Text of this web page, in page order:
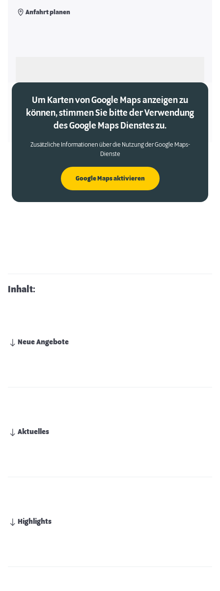
Anfahrt planen
Um Karten von Google Maps anzeigen zu
können, stimmen Sie bitte der Verwendung
des Google Maps Dienstes zu.
Zusätzliche Informationen über die Nutzung der Google Maps-
Dienste
Google Maps aktivieren
Inhalt:
Neue Angebote
Aktuelles
Highlights